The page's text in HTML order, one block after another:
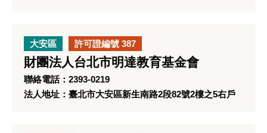
大安區 許可證編號 387
財團法人台北市明達教育基金會
聯絡電話：2393-0219
法人地址：臺北市大安區新生南路2段82號2樓之5右戶